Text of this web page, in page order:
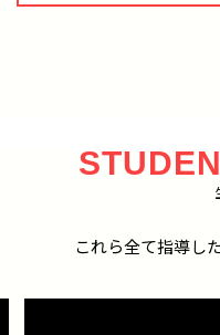
これら全て指導し